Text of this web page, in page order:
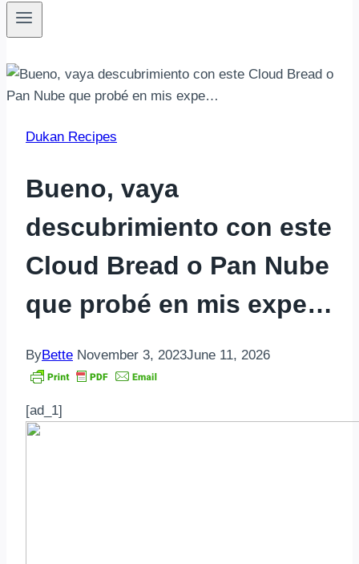
Dukan Recipes
Bueno, vaya
descubrimiento con este
Cloud Bread o Pan Nube
que probé en mis expe…
ByBette November 3, 2023June 11, 2026
[ad_1]